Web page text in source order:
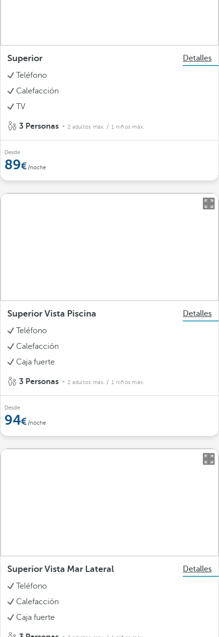
Superior
Detalles
Teléfono
Calefacción
TV
3 Personas 2 adultos máx. / 1 niños máx.
Desde
89 /noche
Superior Vista Piscina
Detalles
Teléfono
Calefacción
Caja fuerte
3 Personas 2 adultos máx. / 1 niños máx.
Desde
94 /noche
Superior Vista Mar Lateral
Detalles
Teléfono
Calefacción
Caja fuerte